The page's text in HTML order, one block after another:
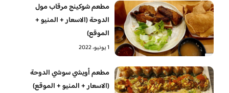
مطعم شوكينج مرقاب مول
الدوحة (الاسعار + المنيو +
الموقع)
1 يونيو، 2022
مطعم أويشي سوشي الدوحة
(الاسعار + المنيو + الموقع)